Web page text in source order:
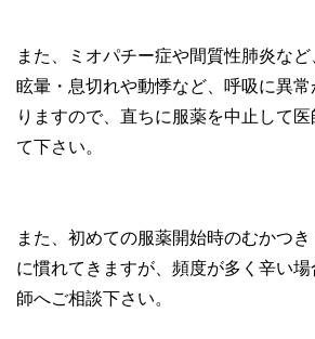
また、ミオパチー症や間質性肺炎など
眩暈・息切れや動悸など、呼吸に異
りますので、直ちに服薬を中止して
て下さい。
また、初めての服薬開始時のむかつ
に慣れてきますが、頻度が多く辛い
師へご相談下さい。